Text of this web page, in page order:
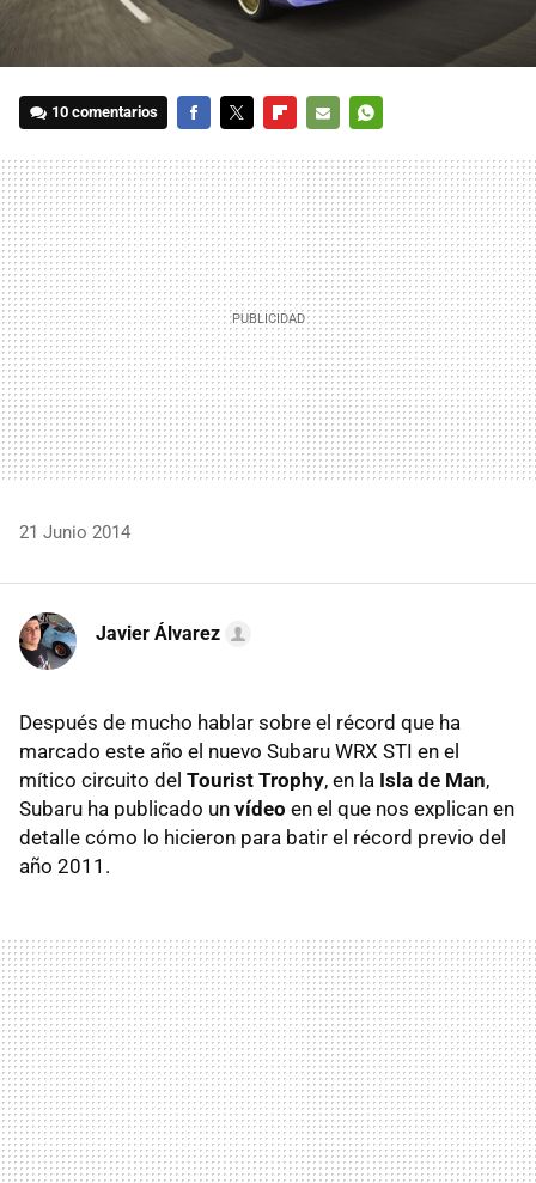
10 comentarios
MAIL
21 Junio 2014
Javier Álvarez
Después de mucho hablar sobre el récord que ha
marcado este año el nuevo Subaru WRX STI en el
mítico circuito del Tourist Trophy, en la Isla de Man,
Subaru ha publicado un vídeo en el que nos explican en
detalle cómo lo hicieron para batir el récord previo del
año 2011.